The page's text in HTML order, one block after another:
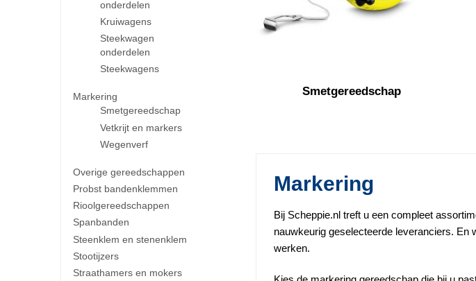
Smetgereedschap
Markering
Bij Scheppie.nl treft u een compleet
nauwkeurig geselecteerde leveranciers. En
werken.
onderdelen
Kruiwagens
Steekwagen
onderdelen
Steekwagens
Markering
Smetgereedschap
Vetkrijt en markers
Wegenverf
Overige gereedschappen
Probst bandenklemmen
Rioolgereedschappen
Spanbanden
Steenklem en stenenklem
Stootijzers
Straathamers en mokers